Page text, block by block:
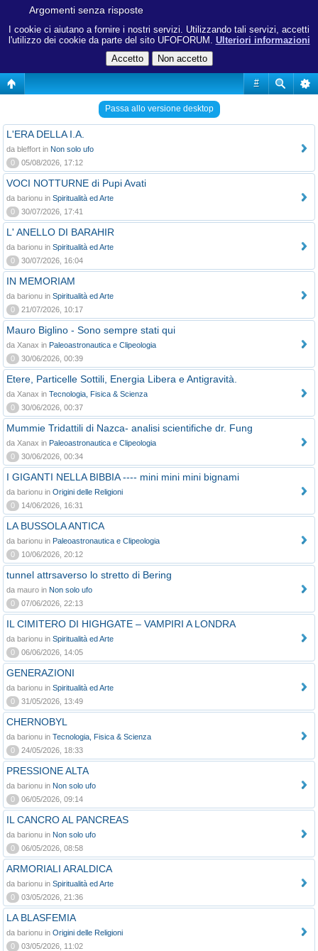
I cookie ci aiutano a fornire i nostri servizi. Utilizzando tali servizi, accetti
l'utilizzo dei cookie da parte del sito UFOFORUM. Ulteriori informazioni
#
Argomenti senza risposte
Passa allo versione desktop
L'ERA DELLA I.A.
da bleffort in Non solo ufo
0
05/08/2026, 17:12
VOCI NOTTURNE di Pupi Avati
da barionu in Spiritualità ed Arte
0
30/07/2026, 17:41
L' ANELLO DI BARAHIR
da barionu in Spiritualità ed Arte
0
30/07/2026, 16:04
IN MEMORIAM
da barionu in Spiritualità ed Arte
0
21/07/2026, 10:17
Mauro Biglino - Sono sempre stati qui
da Xanax in Paleoastronautica e Clipeologia
0
30/06/2026, 00:39
Etere, Particelle Sottili, Energia Libera e Antigravità.
da Xanax in Tecnologia, Fisica & Scienza
0
30/06/2026, 00:37
Mummie Tridattili di Nazca- analisi scientifiche dr. Fung
da Xanax in Paleoastronautica e Clipeologia
0
30/06/2026, 00:34
I GIGANTI NELLA BIBBIA ---- mini mini mini bignami
da barionu in Origini delle Religioni
0
14/06/2026, 16:31
LA BUSSOLA ANTICA
da barionu in Paleoastronautica e Clipeologia
0
10/06/2026, 20:12
tunnel attrsaverso lo stretto di Bering
da mauro in Non solo ufo
0
07/06/2026, 22:13
IL CIMITERO DI HIGHGATE – VAMPIRI A LONDRA
da barionu in Spiritualità ed Arte
0
06/06/2026, 14:05
GENERAZIONI
da barionu in Spiritualità ed Arte
0
31/05/2026, 13:49
CHERNOBYL
da barionu in Tecnologia, Fisica & Scienza
0
24/05/2026, 18:33
PRESSIONE ALTA
da barionu in Non solo ufo
0
06/05/2026, 09:14
IL CANCRO AL PANCREAS
da barionu in Non solo ufo
0
06/05/2026, 08:58
ARMORIALI ARALDICA
da barionu in Spiritualità ed Arte
0
03/05/2026, 21:36
LA BLASFEMIA
da barionu in Origini delle Religioni
0
03/05/2026, 11:02